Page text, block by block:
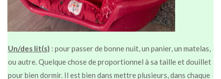
Un/des lit(s) : pour passer de bonne nuit, un panier, un matelas,
ou autre. Quelque chose de proportionnel à sa taille et douillet
pour bien dormir. Il est bien dans mettre plusieurs, dans chaque